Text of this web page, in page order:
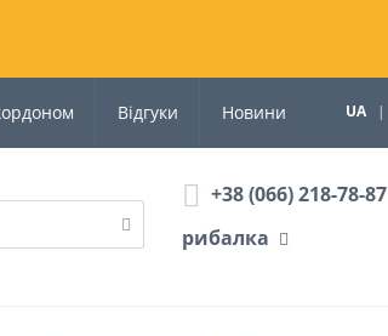
Відгуки Новини UA |
+38 (066) 218-78-87
рибалка